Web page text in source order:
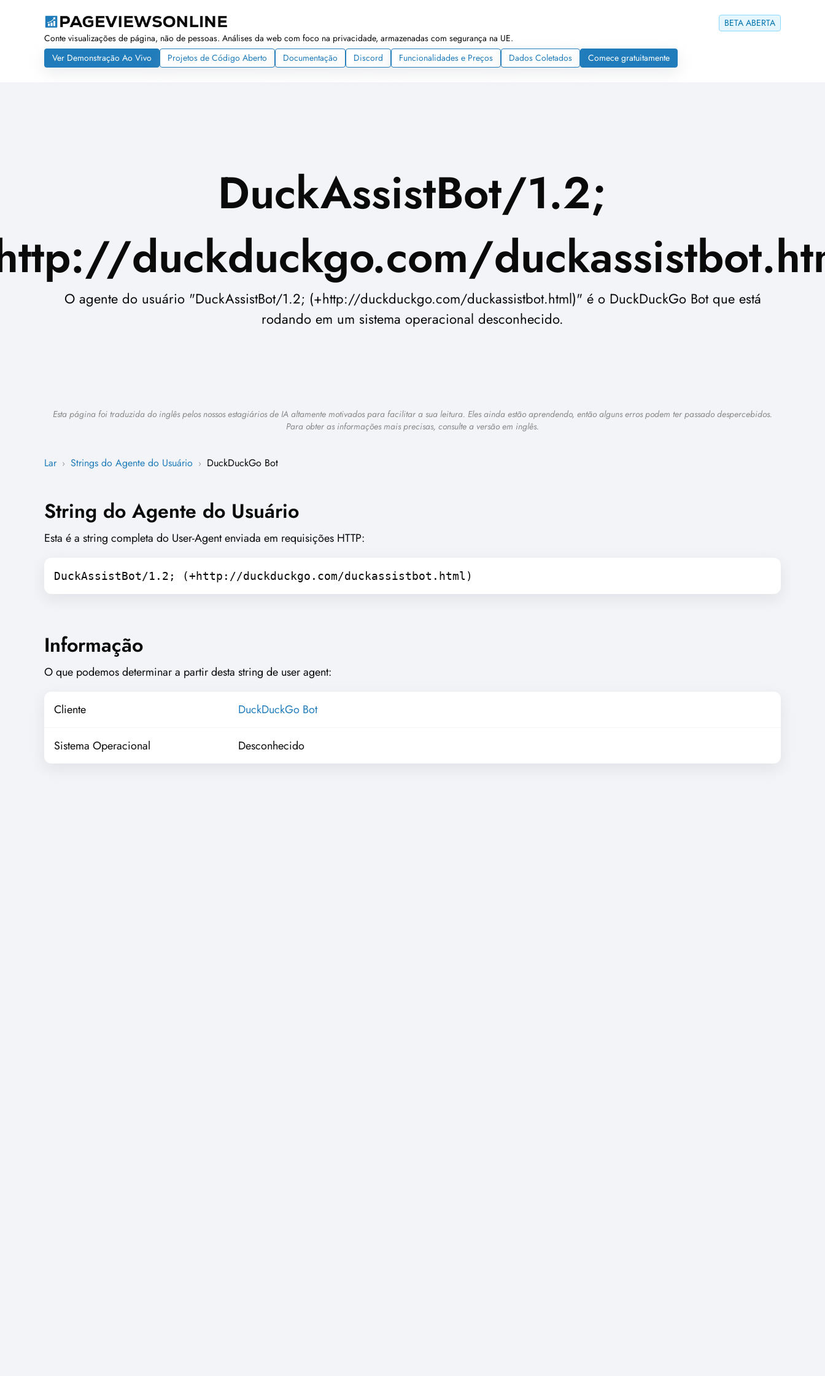
BETA ABERTA
Conte visualizações de página, não de pessoas. Análises da web com foco na privacidade, armazenadas com segurança na UE.
Ver Demonstração Ao Vivo
Projetos de Código Aberto Documentação Discord Funcionalidades e Preços Dados Coletados Comece gratuitamente
DuckAssistBot/1.2;
duckduckgo.com/
O agente do usuário "DuckAssistBot/1.2; (+http://duckduckgo.com/duckassistbot.html)" é o DuckDuckGo Bot que está
rodando em um sistema operacional desconhecido.
Esta página foi traduzida do inglês pelos nossos estagiários de IA altamente motivados para facilitar a sua leitura. Eles ainda estão aprendendo, então alguns erros podem ter passado despercebidos.
Para obter as informações mais precisas, consulte a versão em inglês.
Lar › Strings do Agente do Usuário › DuckDuckGo Bot
String do Agente do Usuário
Esta é a string completa do User-Agent enviada em requisições HTTP:
DuckAssistBot/1.2; (+http://duckduckgo.com/duckassistbot.html)
Informação
O que podemos determinar a partir desta string de user agent:
Cliente DuckDuckGo Bot
Sistema Operacional Desconhecido